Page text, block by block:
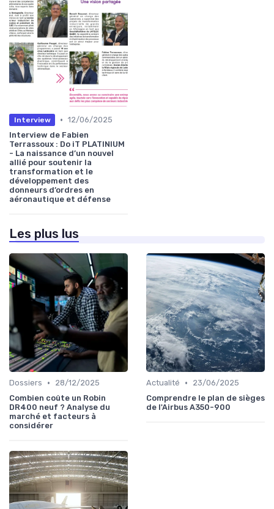
Interview • 12/06/2025
Interview de Fabien
Terrassoux : Do iT PLATINIUM
- La naissance d’un nouvel
allié pour soutenir la
transformation et le
développement des
donneurs d’ordres en
aéronautique et défense
Les plus lus
Dossiers •
28/12/2025
Combien coûte un Robin
DR400 neuf ? Analyse du
marché et facteurs à
considérer
Actualité •
23/06/2025
Comprendre le plan de sièges
de l'Airbus A350-900